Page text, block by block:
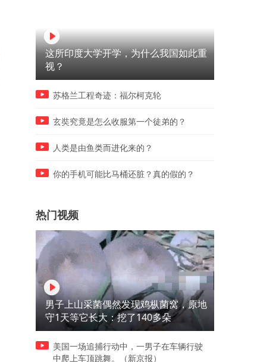
04:26
特朗普万没料到，美国最头疼
的事情发生了？全世界都该感
金鹏唱路边野花不要采，三
气得黑脸像李逵
这所印度大学开学，为什么我国如此重
视？
苏格兰工程奇迹：福尔柯克轮
玄奘究竟是怎么收服第一个徒弟的？
人类是由鱼类而进化来的？
你的手机可能比马桶还脏？真的假的？
热门视频
男子上山采菌偶然发现鸡枞菌窝，原地
守1天等它长大：挖了140多朵
美国一场追捕行动中，一男子在车辆行驶
中爬上车顶跳舞。（新京报）